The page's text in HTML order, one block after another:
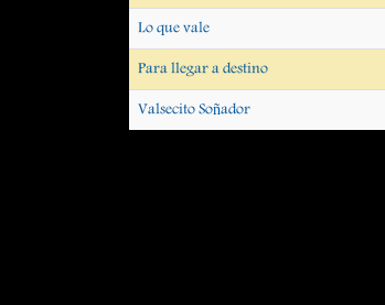
Lo que vale
Para llegar a destino
Valsecito Soñador